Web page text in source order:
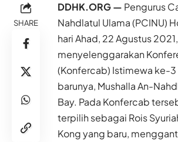
SHARE
DDHK.ORG — Pengurus
Nahdlatul Ulama (PCINU)
hari Ahad, 22 Agustus
menyelenggarakan
(Konfercab) Istimewa ke-
barunya, Mushalla An-
Bay. Pada Konfercab
terpilih sebagai Rois
Kong yang baru,